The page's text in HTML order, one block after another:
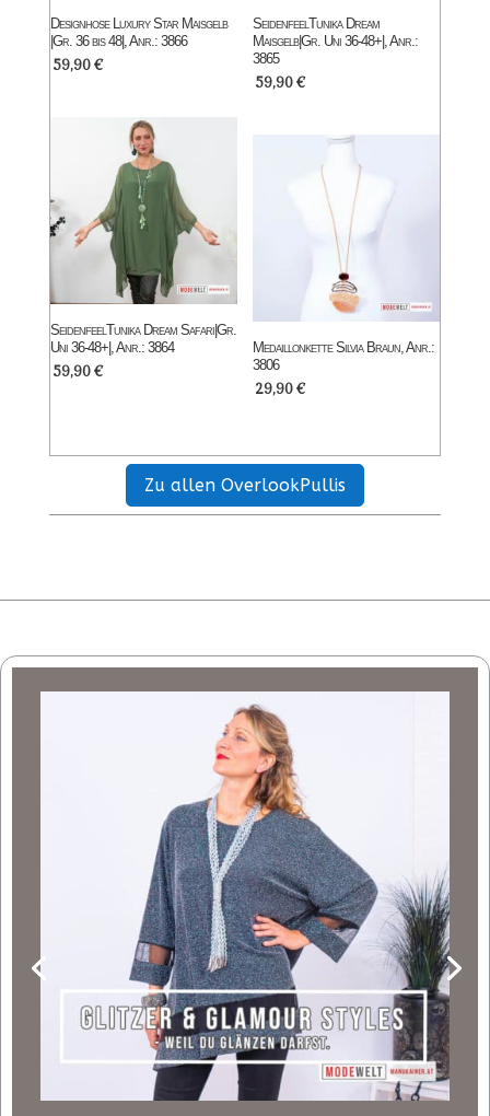
Designhose Luxury Star Maisgelb
|Gr. 36 bis 48|, Anr.: 3866
59,90€
SeidenfeelTunika Dream
Maisgelb|Gr. Uni 36-48+|, Anr.:
3865
59,90€
SeidenfeelTunika Dream Safari|Gr.
Uni 36-48+|, Anr.: 3864
59,90€
Medaillonkette Silvia Braun, Anr.:
3806
29,90€
Zu allen OverlookPullis